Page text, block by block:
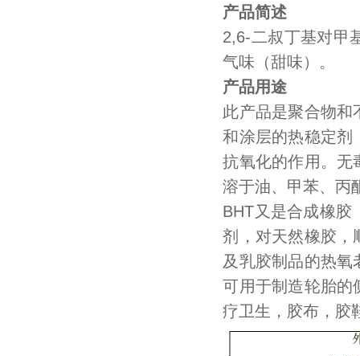
产品简述
2,6-二叔丁基对甲
气味（甜味）。
产品用途
此产品是聚合物和
和涂层的热稳定剂
抗氧化的作用。无
溶于油、甲苯、丙
BHT又是合成橡胶
剂，对天然橡胶，
及乳胶制品的热氧
可用于制造轮胎的
疗卫生，胶布，胶